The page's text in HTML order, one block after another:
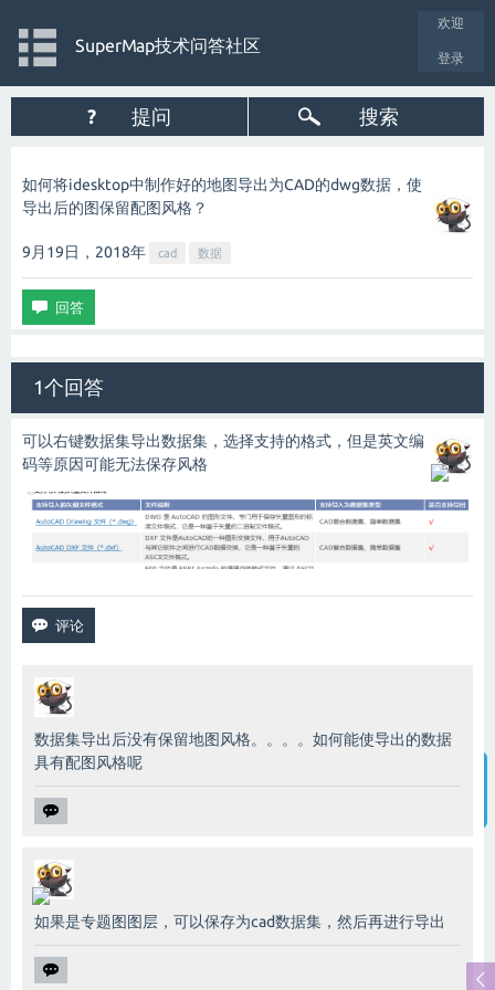
欢迎
登录
SuperMap技术问答社区
? 提问 搜索
如何将idesktop中制作好的地图导出为CAD的dwg数据，使
导出后的图保留配图风格？
9月19日，2018年 cad 数据
1个回答
可以右键数据集导出数据集，选择支持的格式，但是英文编
码等原因可能无法保存风格
数据集导出后没有保留地图风格。。。。如何能使导出的数据
具有配图风格呢
如果是专题图图层，可以保存为cad数据集，然后再进行导出